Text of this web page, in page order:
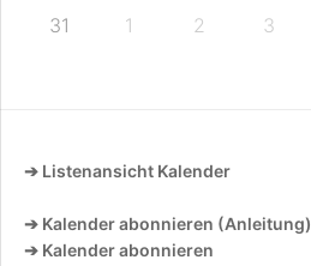
31 1 2 3
➔ Listenansicht Kalender
➔ Kalender abonnieren (Anleitung)
➔ Kalender abonnieren